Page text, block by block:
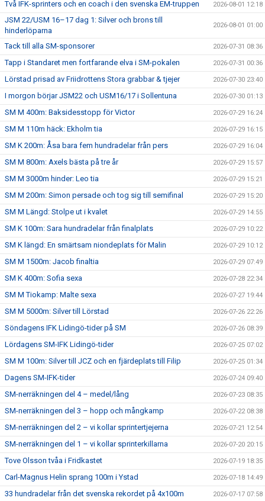
Två IFK-sprinters och en coach i den svenska EM-truppen 2026-08-01 12:18
JSM 22/USM 16–17 dag 1: Silver och brons till
hinderlöparna
2026-08-01 01:00
Tack till alla SM-sponsorer 2026-07-31 08:36
Tapp i Standaret men fortfarande elva i SM-pokalen 2026-07-31 00:36
Lörstad prisad av Friidrottens Stora grabbar & tjejer 2026-07-30 23:40
I morgon börjar JSM22 och USM16/17 i Sollentuna 2026-07-30 01:13
SM M 400m: Baksidesstopp för Victor 2026-07-29 16:24
SM M 110m häck: Ekholm tia 2026-07-29 16:15
SM K 200m: Åsa bara fem hundradelar från pers 2026-07-29 16:04
SM M 800m: Axels bästa på tre år 2026-07-29 15:57
SM M 3000m hinder: Leo tia 2026-07-29 15:21
SM M 200m: Simon persade och tog sig till semifinal 2026-07-29 15:20
SM M Längd: Stolpe ut i kvalet 2026-07-29 14:55
SM K 100m: Sara hundradelar från finalplats 2026-07-29 10:22
SM K längd: En smärtsam niondeplats för Malin 2026-07-29 10:12
SM M 1500m: Jacob finaltia 2026-07-29 07:49
SM K 400m: Sofia sexa 2026-07-28 22:34
SM M Tiokamp: Malte sexa 2026-07-27 19:44
SM M 5000m: Silver till Lörstad 2026-07-26 22:26
Söndagens IFK Lidingö-tider på SM 2026-07-26 08:39
Lördagens SM-IFK Lidingö-tider 2026-07-25 07:02
SM M 100m: Silver till JCZ och en fjärdeplats till Filip 2026-07-25 01:34
Dagens SM-IFK-tider 2026-07-24 09:40
SM-nerräkningen del 4 – medel/lång 2026-07-23 08:35
SM-nerräkningen del 3 – hopp och mångkamp 2026-07-22 08:38
SM-nerräkningen del 2 – vi kollar sprintertjejerna 2026-07-21 12:54
SM-nerräkningen del 1 – vi kollar sprinterkillarna 2026-07-20 20:15
Tove Olsson tvåa i Fridkastet 2026-07-19 18:35
Carl-Magnus Helin sprang 100m i Ystad 2026-07-18 14:49
33 hundradelar från det svenska rekordet på 4x100m 2026-07-17 07:58